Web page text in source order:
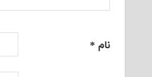
نام *